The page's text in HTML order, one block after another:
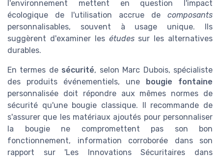
l'environnement mettent en question l'impact
écologique de l'utilisation accrue de composants
personnalisables, souvent à usage unique. Ils
suggèrent d'examiner les étudessur les alternatives
durables.
En termes de sécurité, selon Marc Dubois, spécialiste
des produits événementiels, une bougie fontaine
personnalisée doit répondre aux mêmes normes de
sécurité qu'une bougie classique. Il recommande de
s'assurer que les matériaux ajoutés pour personnaliser
la bougie ne compromettent pas son bon
fonctionnement, information corroborée dans son
rapport sur 'Les Innovations Sécuritaires dans